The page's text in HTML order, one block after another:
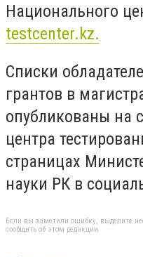
Национального
testcenter.kz.
Списки
грантов в
опубликованы на
центра
страницах
науки РК в
Если вы заметили ошибку, выделите
сообщить об этом редакции